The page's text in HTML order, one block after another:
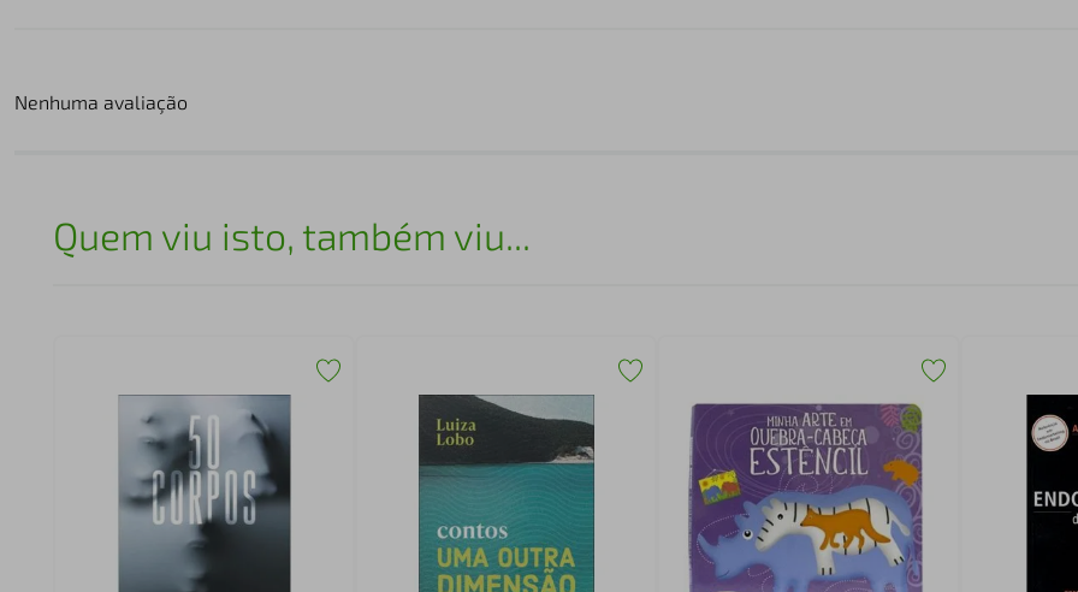
Nenhuma avaliação
Quem viu isto, também viu...